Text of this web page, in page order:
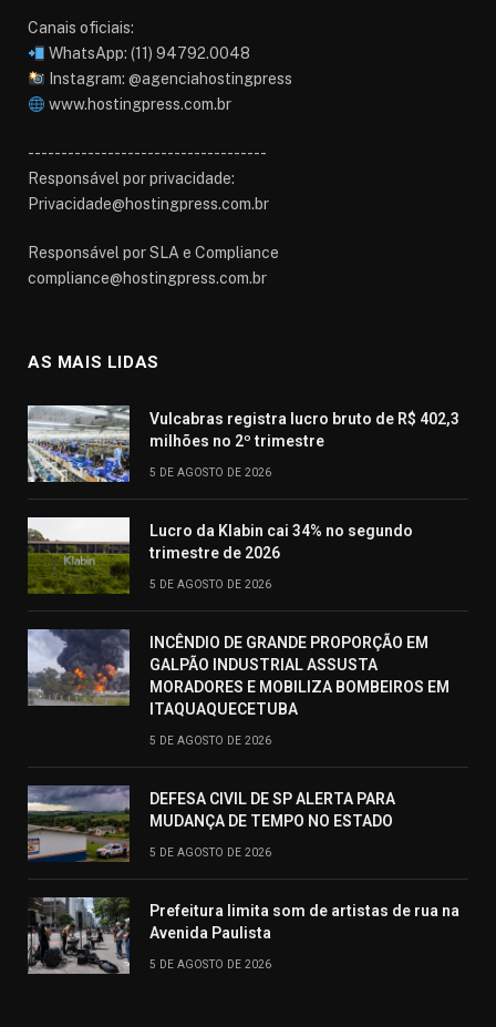
Canais oficiais:
WhatsApp: (11) 94792.0048
Instagram: @agenciahostingpress
www.hostingpress.com.br⁠
------------------------------------
Responsável por privacidade:
Privacidade@hostingpress.com.br
Responsável por SLA e Compliance
compliance@hostingpress.com.br
AS MAIS LIDAS
Vulcabras registra lucro bruto de R$ 402,3
milhões no 2º trimestre
5 DE AGOSTO DE 2026
Lucro da Klabin cai 34% no segundo
trimestre de 2026
5 DE AGOSTO DE 2026
INCÊNDIO DE GRANDE PROPORÇÃO EM
GALPÃO INDUSTRIAL ASSUSTA
MORADORES E MOBILIZA BOMBEIROS EM
ITAQUAQUECETUBA
5 DE AGOSTO DE 2026
DEFESA CIVIL DE SP ALERTA PARA
MUDANÇA DE TEMPO NO ESTADO
5 DE AGOSTO DE 2026
Prefeitura limita som de artistas de rua na
Avenida Paulista
5 DE AGOSTO DE 2026